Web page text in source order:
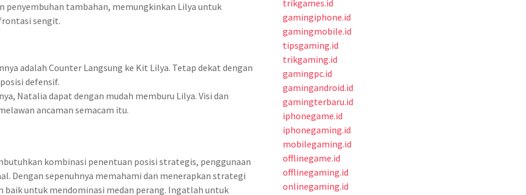
penyembuhan tambahan, memungkinkan Lilya untuk
sengit.
adalah Counter Langsung ke Kit Lilya. Tetap dekat dengan
defensif.
Natalia dapat dengan mudah memburu Lilya. Visi dan
ancaman semacam itu.
kombinasi penentuan posisi strategis, penggunaan
Dengan sepenuhnya memahami dan menerapkan strategi
baik untuk mendominasi medan perang. Ingatlah untuk
trikgames.id
gamingiphone.id
gamingmobile.id
tipsgaming.id
trikgaming.id
gamingpc.id
gamingandroid.id
gamingterbaru.id
iphonegame.id
iphonegaming.id
mobilegaming.id
offlinegame.id
offlinegaming.id
onlinegaming.id